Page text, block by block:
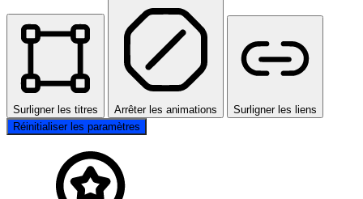
Surligner les titres Arrêter les animations
Surligner les liens
Réinitialiser les paramètres